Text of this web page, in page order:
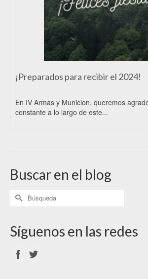
¡Preparados para recibir el 2024!
En IV Armas y Municion, queremos
constante a lo largo de este...
Buscar en el blog
Síguenos en las redes